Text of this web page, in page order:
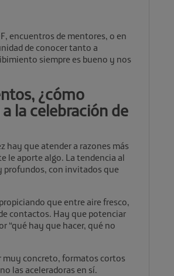
encuentros de mentores, o en
de conocer tanto a
siempre es bueno y nos
¿cómo
la celebración de
hay que atender a razones más
le aporte algo. La tendencia al
profundos, con invitados que
que entre aire fresco,
contactos. Hay que potenciar
“qué hay que hacer, qué no
muy concreto, formatos cortos
las aceleradoras en sí.